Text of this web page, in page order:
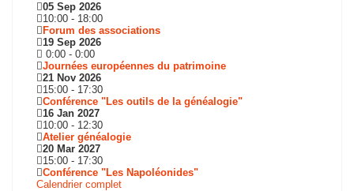
05 Sep 2026
10:00 - 18:00
Forum des associations
19 Sep 2026
0:00 - 0:00
Journées européennes du patrimoine
21 Nov 2026
15:00 - 17:30
Conférence "Les outils de la généalogie"
16 Jan 2027
10:00 - 12:30
Atelier généalogie
20 Mar 2027
15:00 - 17:30
Conférence "Les Napoléonides"
Calendrier complet